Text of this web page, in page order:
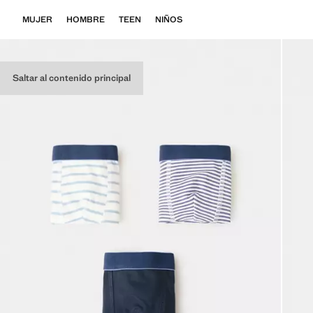
Saltar al contenido principal
MUJER HOMBRE TEEN NIÑOS